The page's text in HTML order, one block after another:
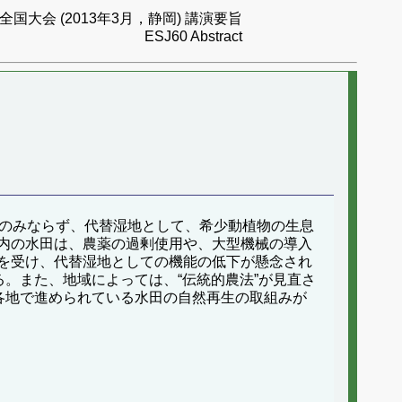
国大会 (2013年3月，静岡) 講演要旨
ESJ60 Abstract
みならず、代替湿地として、希少動植物の生息
水田は、農薬の過剰使用や、大型機械の導入
受け、代替湿地としての機能の低下が懸念され
また、地域によっては、“伝統的農法”が見直さ
で進められている水田の自然再生の取組みが